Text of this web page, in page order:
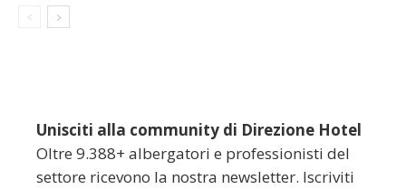
Unisciti alla community di Direzione Hotel
Oltre 9.388+ albergatori e professionisti del
settore ricevono la nostra newsletter. Iscriviti